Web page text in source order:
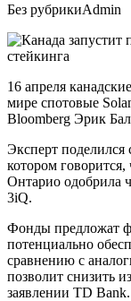
Без рубрикиAdmin
16 апреля
мире спотовые
Bloomberg Эрик
Эксперт
котором
Онтарио одобрила
3iQ.
Фонды предложат
потенциально
сравнению с
позволит снизить
заявлении TD Bank.